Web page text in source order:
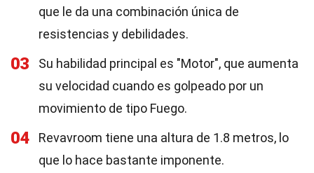
que le da una combinación única de
resistencias y debilidades.
03
Su habilidad principal es "Motor", que aumenta
su velocidad cuando es golpeado por un
movimiento de tipo Fuego.
04
Revavroom tiene una altura de 1.8 metros, lo
que lo hace bastante imponente.